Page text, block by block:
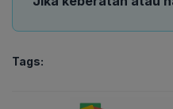
Tags: